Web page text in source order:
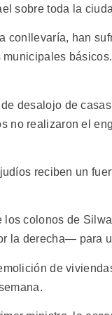
sobre toda la
conllevaría, han
desalojo de
no realizaron el
reciben un
colonos de
la derecha— para
de